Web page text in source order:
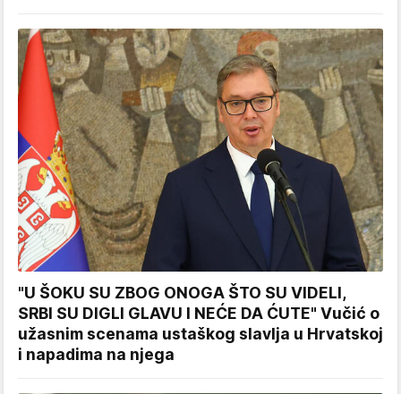
"U ŠOKU SU ZBOG ONOGA ŠTO SU VIDELI,
SRBI SU DIGLI GLAVU I NEĆE DA ĆUTE" Vučić o
užasnim scenama ustaškog slavlja u Hrvatskoj
i napadima na njega